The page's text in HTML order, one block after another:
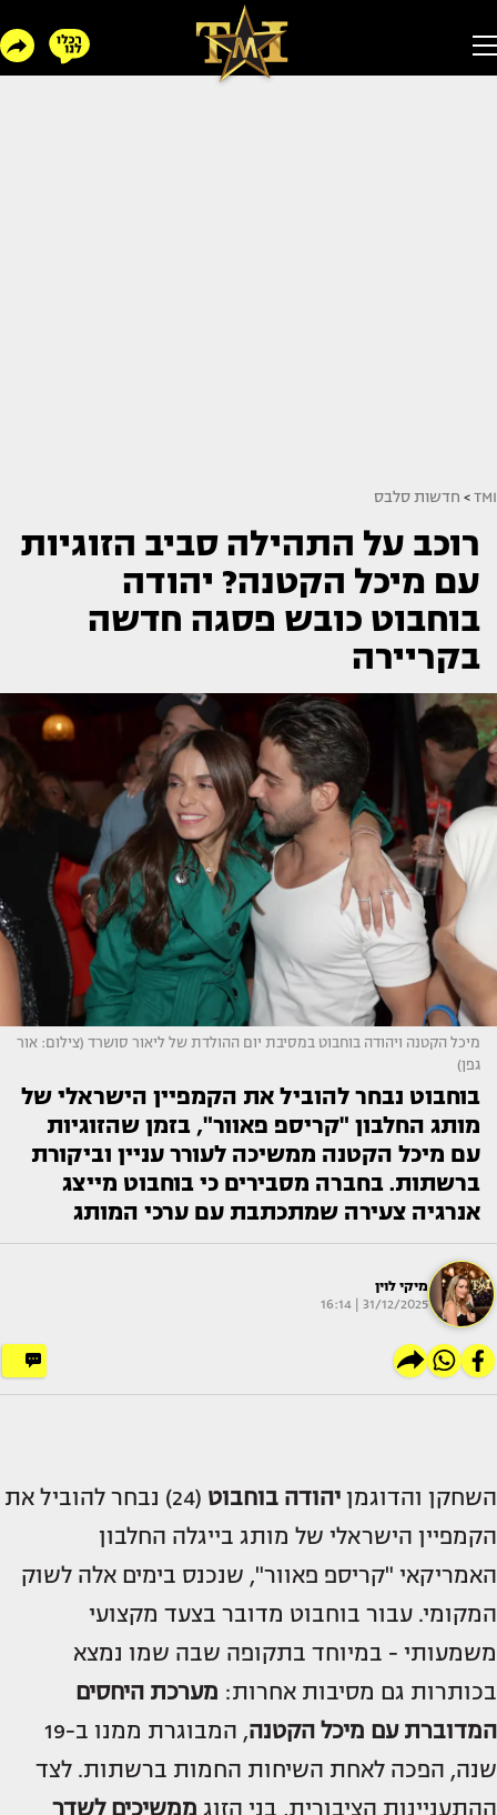
TMI
> חדשות סלבס
רוכב על התהילה סביב הזוגיות
עם מיכל הקטנה? יהודה
בוחבוט כובש פסגה חדשה
בקריירה
מיכל הקטנה ויהודה בוחבוט במסיבת יום ההולדת של ליאור סושרד (צילום: אור
גפן)
בוחבוט נבחר להוביל את הקמפיין הישראלי של
מותג החלבון "קריספ פאוור", בזמן שהזוגיות
עם מיכל הקטנה ממשיכה לעורר עניין וביקורת
ברשתות. בחברה מסבירים כי בוחבוט מייצג
אנרגיה צעירה שמתכתבת עם ערכי המותג
מיקי לוין
31/12/2025 | 16:14
השחקן והדוגמן יהודה בוחבוט
(24) נבחר להוביל את
הקמפיין הישראלי של מותג בייגלה החלבון
האמריקאי "קריספ פאוור", שנכנס בימים אלה לשוק
המקומי. עבור בוחבוט מדובר בצעד מקצועי
משמעותי - במיוחד בתקופה שבה שמו נמצא
בכותרות גם מסיבות אחרות: מערכת היחסים
המדוברת עם מיכל הקטנה
, המבוגרת ממנו ב-19
שנה, הפכה לאחת השיחות החמות ברשתות. לצד
ההתעניינות הציבורית, בני הזוג ממשיכים לשדר